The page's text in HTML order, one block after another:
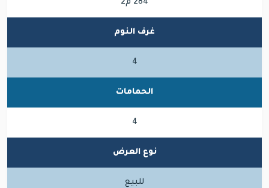
284 م2
غرف النوم
4
الحمامات
4
نوع العرض
للبيع